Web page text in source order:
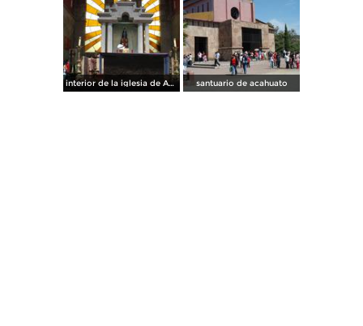
interior de la iglesia de Acahuato santuario de acahuato